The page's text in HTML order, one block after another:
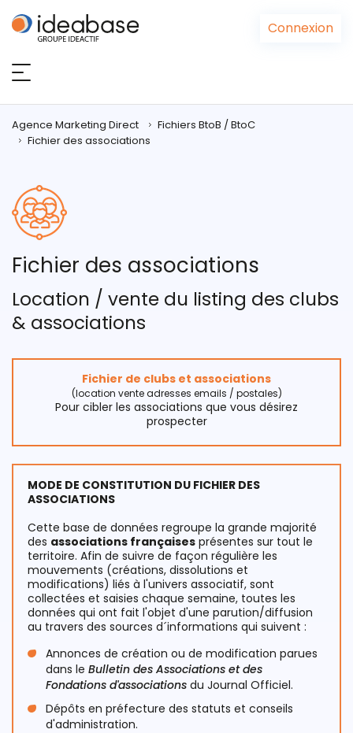
Connexion
Agence Marketing Direct
Fichiers BtoB / BtoC
Fichier des associations
Fichier des associations
Location / vente du listing des clubs
& associations
Fichier de clubs et associations
(location vente adresses emails / postales)
Pour cibler les associations que vous désirez
prospecter
MODE DE CONSTITUTION DU FICHIER DES
ASSOCIATIONS
Cette base de données regroupe la grande majorité
des associations françaises présentes sur tout le
territoire. Afin de suivre de façon régulière les
mouvements (créations, dissolutions et
modifications) liés à l'univers associatif, sont
collectées et saisies chaque semaine, toutes les
données qui ont fait l'objet d'une parution/diffusion
au travers des sources d´informations qui suivent :
Annonces de création ou de modification parues
dans le Bulletin des Associations et des
Fondations d'associations du Journal Officiel.
Dépôts en préfecture des statuts et conseils
d'administration.